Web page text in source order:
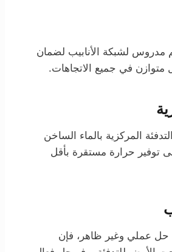
مدروس لشبكة الأنابيب لضمان
متوازن في جميع الاتجاهات.
المركزية بالماء الساخن
توفير حرارة مستقرة بأقل
عملي وغير ظاهر، فإن